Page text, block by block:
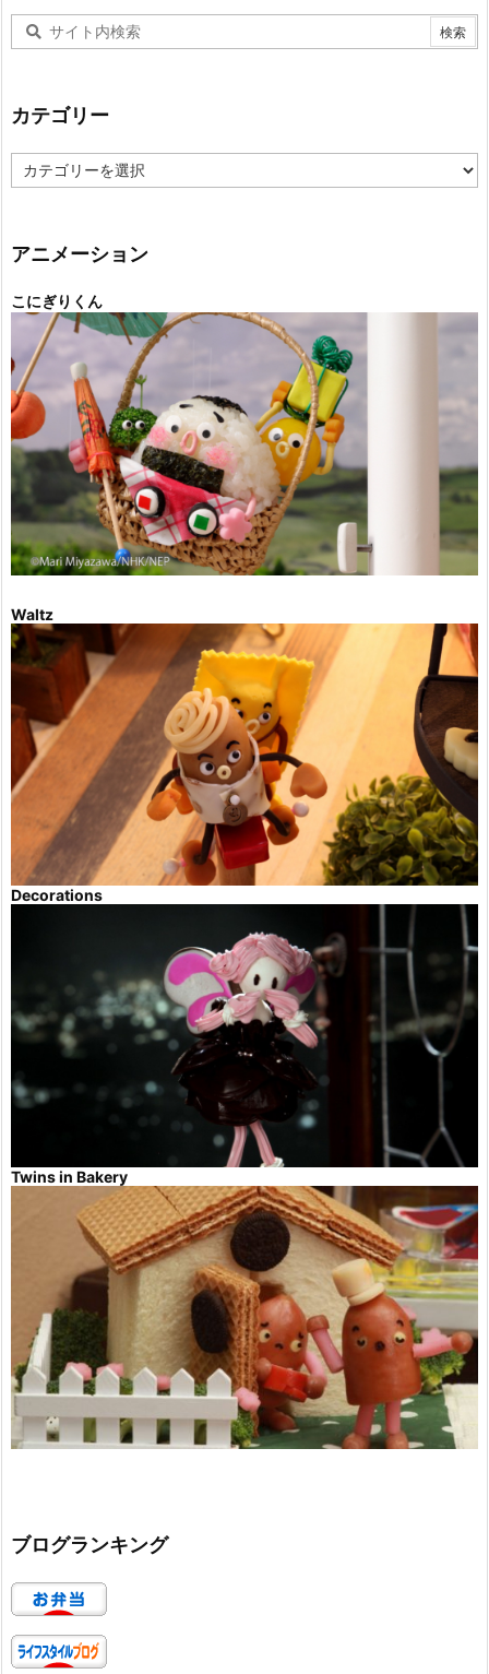
カテゴリー
テ
ー
アニメーション
こにぎりくん
Waltz
Decorations
Twins in Bakery
ブログランキング